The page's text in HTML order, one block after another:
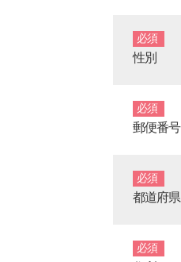
必須
性別
必須
郵便番号
必須
都道府県
必須